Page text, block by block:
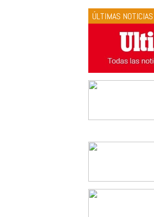
ÚLTIMAS NOTICIAS